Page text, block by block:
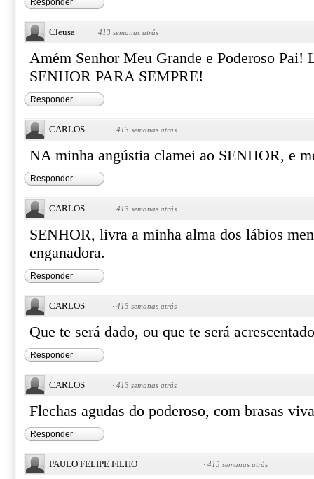
Responder
Cleusa · 413 semanas atrás
Amém Senhor Meu Grande e Poderoso Pai!
SENHOR PARA SEMPRE!
Responder
CARLOS · 413 semanas atrás
NA minha angústia clamei ao SENHOR, e
Responder
CARLOS · 413 semanas atrás
SENHOR, livra a minha alma dos lábios
enganadora.
Responder
CARLOS · 413 semanas atrás
Que te será dado, ou que te será
Responder
CARLOS · 413 semanas atrás
Flechas agudas do poderoso, com brasas
Responder
PAULO FELIPE FILHO · 413 semanas atrás